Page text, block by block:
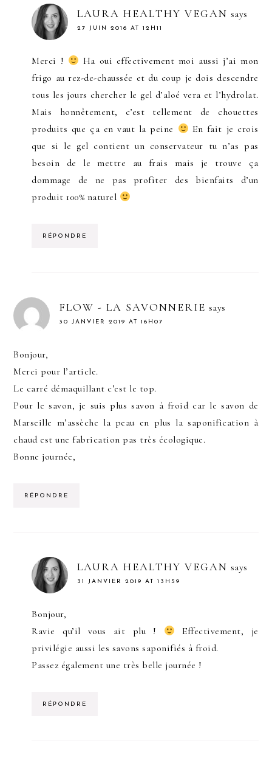
LAURA HEALTHY VEGAN says
27 JUIN 2016 AT 12H11
Merci !
Ha oui effectivement moi aussi j’ai mon
frigo au rez-de-chaussée et du coup je dois descendre
tous les jours chercher le gel d’aloé vera et l’hydrolat.
Mais honnêtement, c’est tellement de chouettes
produits que ça en vaut la peine
En fait je crois
que si le gel contient un conservateur tu n’as pas
besoin de le mettre au frais mais je trouve ça
dommage de ne pas profiter des bienfaits d’un
produit 100% naturel
RÉPONDRE
FLOW - LA SAVONNERIE says
30 JANVIER 2019 AT 16H07
Bonjour,
Merci pour l’article.
Le carré démaquillant c’est le top.
Pour le savon, je suis plus savon à froid car le savon de
Marseille m’assèche la peau en plus la saponification à
chaud est une fabrication pas très écologique.
Bonne journée,
RÉPONDRE
LAURA HEALTHY VEGAN says
31 JANVIER 2019 AT 13H59
Bonjour,
Ravie qu’il vous ait plu !
Effectivement, je
privilégie aussi les savons saponifiés à froid.
Passez également une très belle journée !
RÉPONDRE